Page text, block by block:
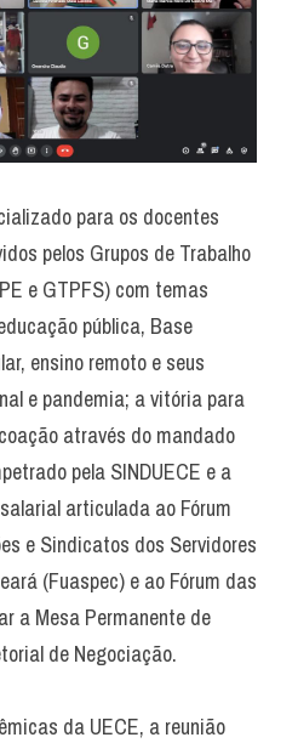
para os docentes
pelos Grupos de Trabalho
e GTPFS) com temas
pública, Base
ensino remoto e seus
e pandemia; a vitória para
através do mandado
pela SINDUECE e a
articulada ao Fórum
e Sindicatos dos Servidores
(Fuaspec) e ao Fórum das
a Mesa Permanente de
de Negociação.
da UECE, a reunião